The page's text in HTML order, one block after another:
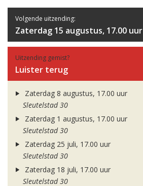
Volgende uitzending:
Zaterdag 15 augustus, 17.00 uur
Uitzending gemist?
Luister terug
Zaterdag 8 augustus, 17.00 uur
Sleutelstad 30
Zaterdag 1 augustus, 17.00 uur
Sleutelstad 30
Zaterdag 25 juli, 17.00 uur
Sleutelstad 30
Zaterdag 18 juli, 17.00 uur
Sleutelstad 30